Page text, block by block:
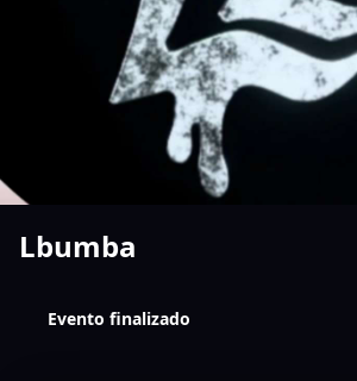
Lbumba
Evento finalizado